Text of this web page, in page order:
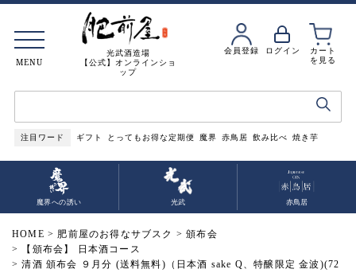
光武酒造場
【公式】オンラインショ
ップ
会員登録 ログイン
カート
を見る
注目ワード ギフト とってもお得な定期便 魔界 赤鳥居 飲み比べ 焼き芋
MENU
魔界への誘い 光武 赤鳥居
HOME 肥前屋のお得なサブスク
頒布会
【頒布会】 日本酒コース
清酒 頒布会 ９月分 (送料無料)（日本酒 sake Q、特醸限定 金波)(72